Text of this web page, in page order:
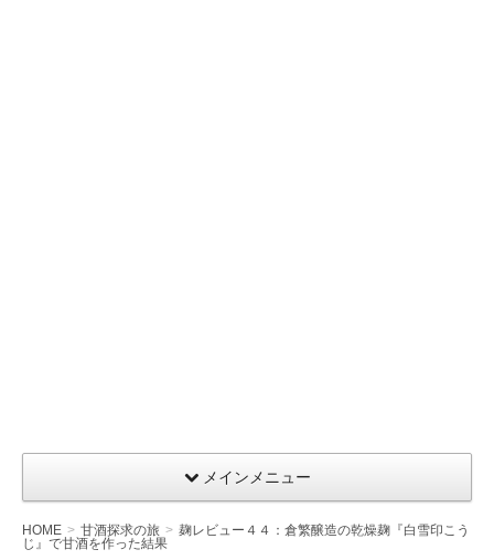
メインメニュー
HOME 甘酒探求の旅
麹レビュー４４：倉繁醸造の乾燥麹『白雪印こう
じ』で甘酒を作った結果